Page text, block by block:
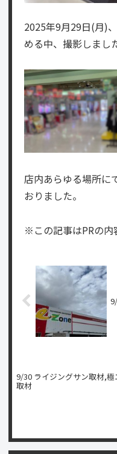
2025年9月29日(月)
める中、撮影しまし
店内あらゆる場所に
おりました。
※この記事はPRの内
9/30 ライジングサン取材,極
取材